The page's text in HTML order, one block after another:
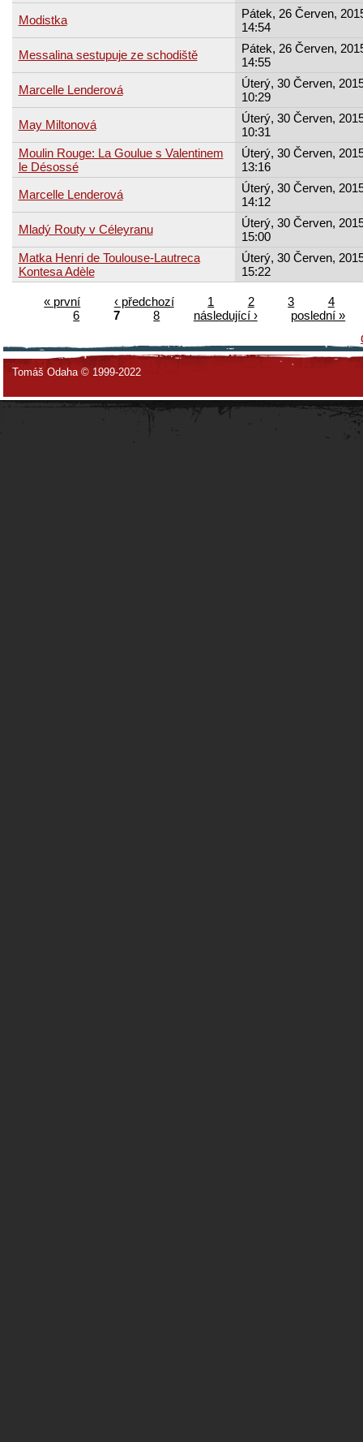
Modistka
Pátek, 26 Červen,
14:54
Messalina sestupuje ze schodiště
Pátek, 26 Červen,
14:55
Marcelle Lenderová
Úterý, 30 Červen,
10:29
May Miltonová
Úterý, 30 Červen,
10:31
Moulin Rouge: La Goulue s Valentinem
le Désossé
Úterý, 30 Červen,
13:16
Marcelle Lenderová
Úterý, 30 Červen,
14:12
Mladý Routy v Céleyranu
Úterý, 30 Červen,
15:00
Matka Henri de Toulouse-Lautreca
Kontesa Adèle
Úterý, 30 Červen,
15:22
« první ‹ předchozí 1 2 3
4
6
7 8 následující ›
poslední »
Tomáš Odaha © 1999-2022